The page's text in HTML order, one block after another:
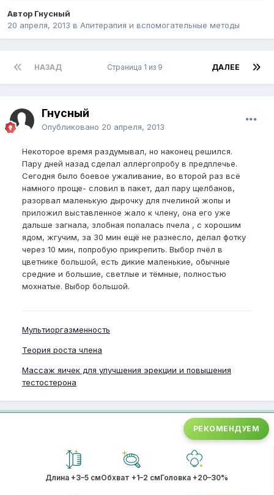
Автор Гнусный
20 апреля, 2013 в Апитерапия и вспомогательные методы
НАЗАД ДАЛЕЕ
Страница 1 из 9
Гнусный
Опубликовано 20 апреля, 2013
Некоторое время раздумывал, но наконец решился.
Пару дней назад сделал аллергопробу в предплечье.
Сегодня было боевое ужаливание, во второй раз всё
намного проще- словил в пакет, дал пару щелбанов,
разорвал маленькую дырочку для пчелиной жопы и
приложил выставленное жало к члену, она его уже
дальше загнала, злобная попалась пчела , с хорошим
ядом, жгучим, за 30 мин ещё не разнесло, делал фотку
через 10 мин, попробую прикрепить. Выбор пчёл в
цветнике большой, есть дикие маленькие, обычные
средние и большие, светлые и тёмные, полностью
мохнатые. Выбор большой.
Мультиоргазменность
Теория роста члена
Массаж яичек для улучшения эрекции и повышения
тестостерона
РЕКОМЕНДУЕМ
Длина +3–5 смОбхват +1–2 смГоловка +20–30%